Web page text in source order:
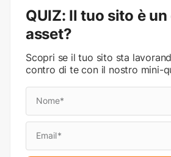
QUIZ: Il tuo sito è
asset?
Scopri se il tuo sito sta
contro di te con il nostro mini-